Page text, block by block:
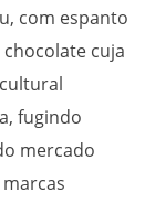
com espanto
cuja
fugindo
mercado